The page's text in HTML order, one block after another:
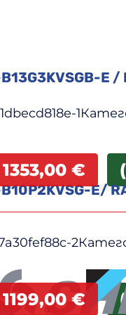
E /
1
1353,00 €
E/
2
1199,00 €